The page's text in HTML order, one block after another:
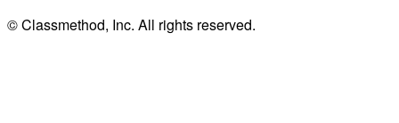
© Classmethod, Inc. All rights reserved.